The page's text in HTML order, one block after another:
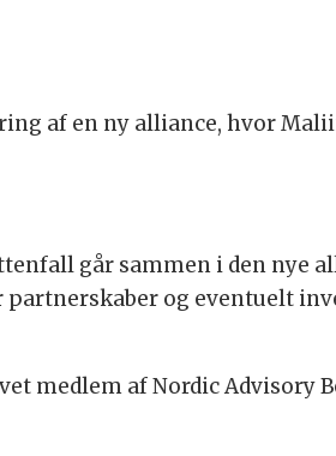
af en ny alliance, hvor
går sammen i den nye
og eventuelt
medlem af Nordic Advisory